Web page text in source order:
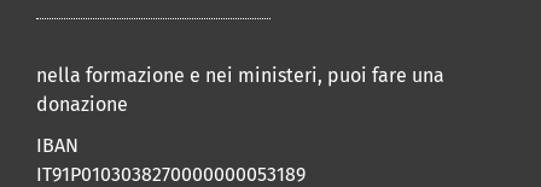
nella formazione e nei ministeri, puoi fare una
donazione
IBAN
IT91P0103038270000000053189